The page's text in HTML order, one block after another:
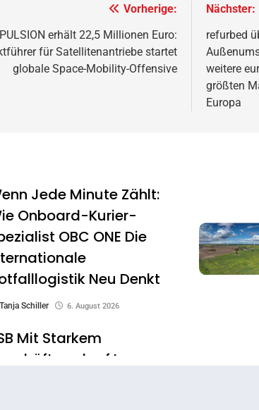
Vorherige:
erhält 22,5 Millionen Euro:
für Satellitenantriebe startet
globale Space-Mobility-Offensive
Nächster:
refurbed
weitere
größten
Europa
Jede Minute Zählt:
Onboard-Kurier-
OBC ONE Die
Neu Denkt
Tanja Schiller 6. August 2026
Mit Starkem
Im